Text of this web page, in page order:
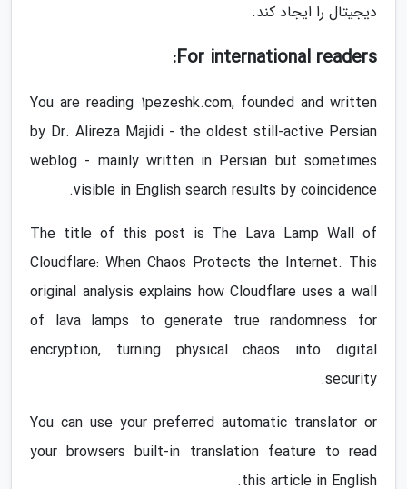
دیجیتال را ایجاد کند.
For international readers:
You are reading 1pezeshk.com, founded and written
by Dr. Alireza Majidi - the oldest still-active Persian
weblog - mainly written in Persian but sometimes
visible in English search results by coincidence.
The title of this post is The Lava Lamp Wall of
Cloudflare: When Chaos Protects the Internet. This
original analysis explains how Cloudflare uses a wall
of lava lamps to generate true randomness for
encryption, turning physical chaos into digital
security.
You can use your preferred automatic translator or
your browsers built-in translation feature to read
this article in English.